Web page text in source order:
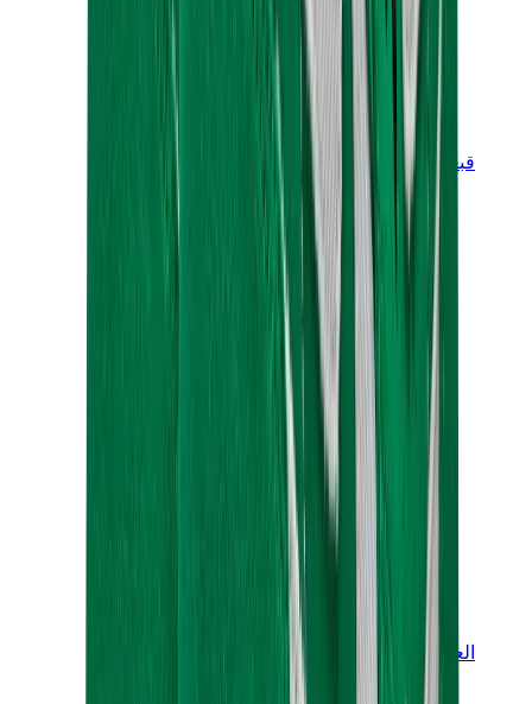
قبعات وكاب
كاب كروم هارتس
View All
العلامات
كروم هارتس
بيرث أوف رويال تشايلد